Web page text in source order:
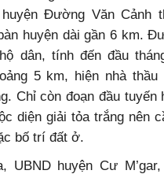
Đường Văn Cảnh
huyện dài gần 6 km.
dân, tính đến đầu
5 km, hiện nhà thầu
Chỉ còn đoạn đầu tuyến
diện giải tỏa trắng nên
bố trí đất ở.
UBND huyện Cư